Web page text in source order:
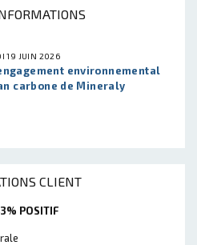
19 JUIN 2026
environnemental
carbone de Mineraly
CLIENT
POSITIF